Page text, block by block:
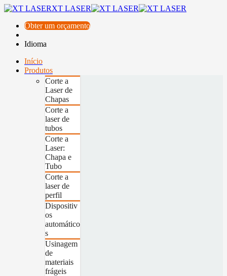
XT LASER
Obter um orçamento
Idioma
Início
Produtos
Corte a
Laser de
Chapas
Corte a
laser de
tubos
Corte a
Laser:
Chapa e
Tubo
Corte a
laser de
perfil
Dispositiv
os
automático
s
Usinagem
de
materiais
frágeis